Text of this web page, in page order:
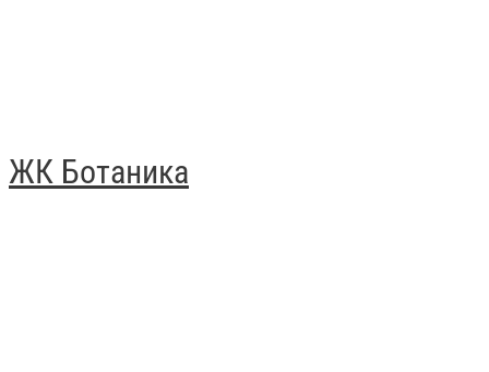
ЖК Ботаника